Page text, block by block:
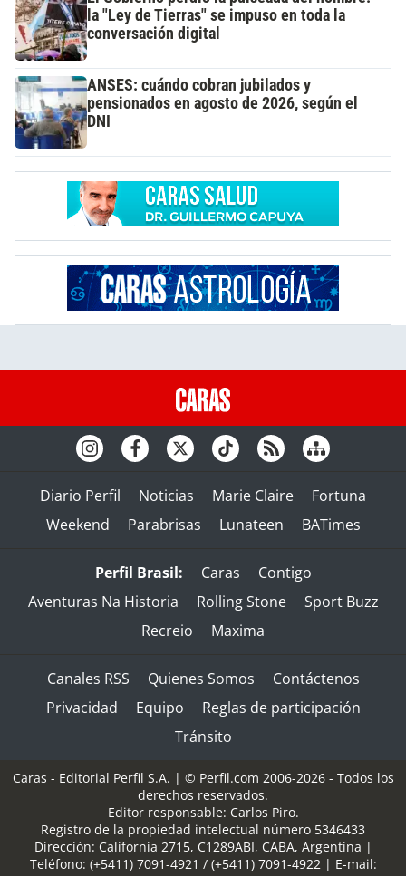
la "Ley de Tierras" se impuso en toda la
conversación digital
ANSES: cuándo cobran jubilados y
pensionados en agosto de 2026, según el
DNI
Diario Perfil Noticias Marie Claire
Fortuna
Weekend
Parabrisas Lunateen BATimes
Perfil Brasil: Caras
Contigo
Aventuras Na Historia
Rolling Stone
Sport Buzz
Recreio
Maxima
Canales RSS Quienes Somos
Contáctenos
Privacidad
Equipo
Reglas de participación
Tránsito
Caras - Editorial Perfil S.A. | © Perfil.com 2006-2026 - Todos los
derechos reservados.
Editor responsable: Carlos Piro.
Registro de la propiedad intelectual número 5346433
Dirección: California 2715, C1289ABI, CABA, Argentina |
Teléfono: (+5411) 7091-4921 / (+5411) 7091-4922| E-mail: